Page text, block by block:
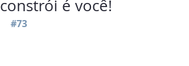
constrói é você!
#73